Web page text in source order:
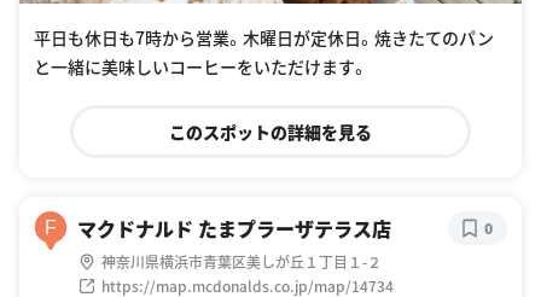
平日も休日も7時から営業。木曜日が定休日。焼きたてのパン
と一緒に美味しいコーヒーをいただけます。
このスポットの詳細を見る
F マクドナルド たまプラーザテラス店
神奈川県横浜市青葉区美しが丘１丁目１-２
https://map.mcdonalds.co.jp/map/14734
0